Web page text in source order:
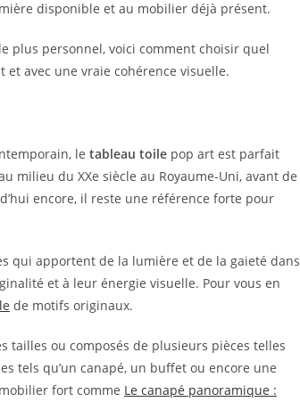
disponible et au mobilier déjà présent.
plus personnel, voici comment choisir quel
avec une vraie cohérence visuelle.
le tableau toile pop art est parfait
milieu du XXe siècle au Royaume-Uni, avant de
encore, il reste une référence forte pour
qui apportent de la lumière et de la gaieté dans
et à leur énergie visuelle. Pour vous en
de motifs originaux.
tailles ou composés de plusieurs pièces telles
tels qu’un canapé, un buffet ou encore une
fort comme Le canapé panoramique :